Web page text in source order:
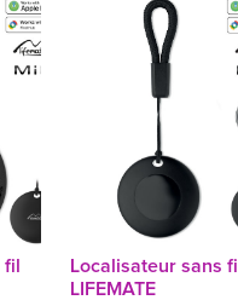
Localisateur sans fil
LIFEMATE